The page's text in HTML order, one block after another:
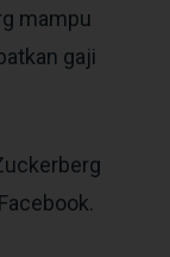
mampu
gaji